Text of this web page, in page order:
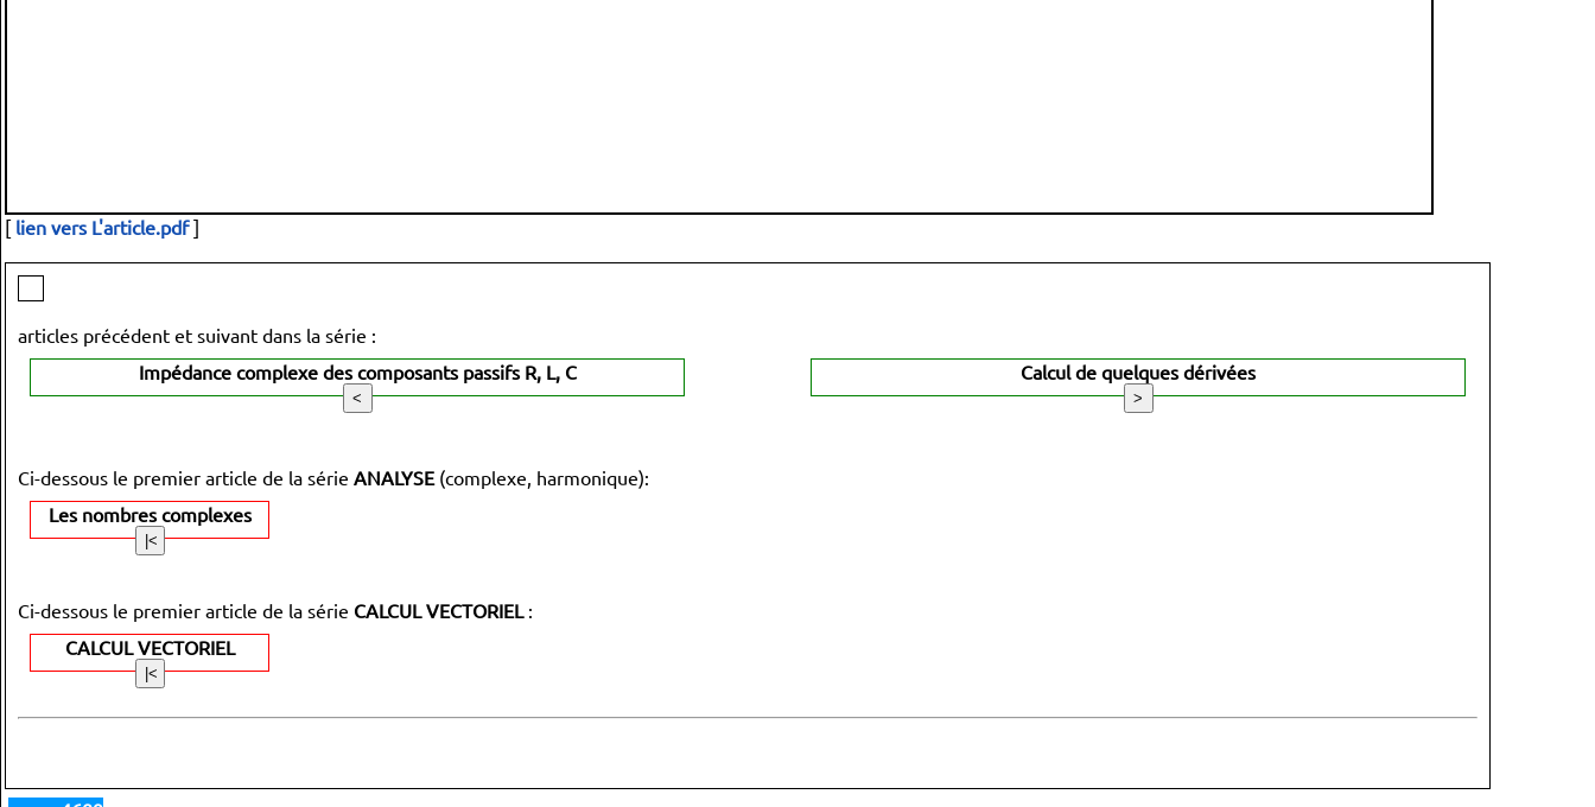
[ lien vers L'article.pdf]
articles précédent et suivant dans la série :
Impédance complexe des composants passifs R, L, C
Calcul de quelques dérivées
Ci-dessous le premier article de la série ANALYSE(complexe, harmonique):
Les nombres complexes
Ci-dessous le premier article de la série CALCUL VECTORIEL:
CALCUL VECTORIEL